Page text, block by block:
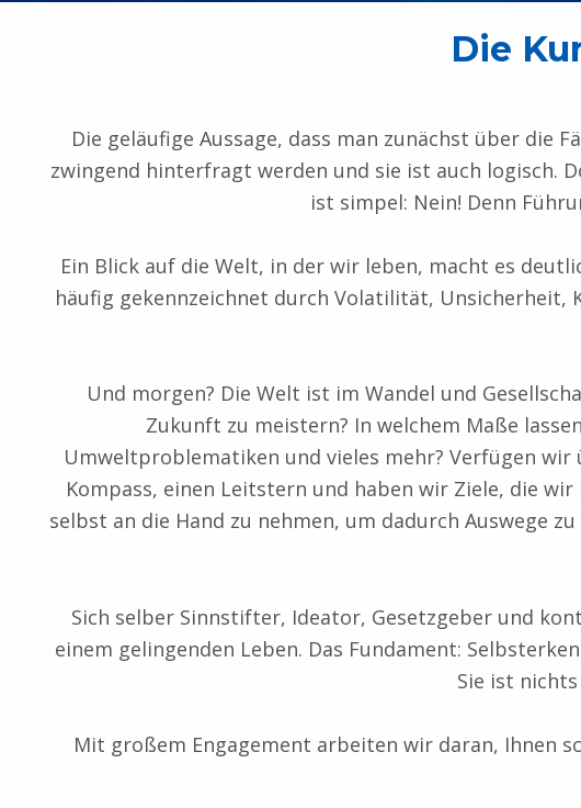
Die
Die geläufige Aussage, dass man zunächst über die
zwingend hinterfragt werden und sie ist auch logisch.
ist simpel: Nein! Denn
Ein Blick auf die Welt, in der wir leben, macht es
häufig gekennzeichnet durch Volatilität, Unsicherheit,
Und morgen? Die Welt ist im Wandel und
Zukunft zu meistern? In welchem Maße
Umweltproblematiken und vieles mehr? Verfügen wir
Kompass, einen Leitstern und haben wir Ziele, die
selbst an die Hand zu nehmen, um dadurch Auswege
Sich selber Sinnstifter, Ideator, Gesetzgeber und
einem gelingenden Leben. Das Fundament:
Sie ist
Mit großem Engagement arbeiten wir daran, Ihnen